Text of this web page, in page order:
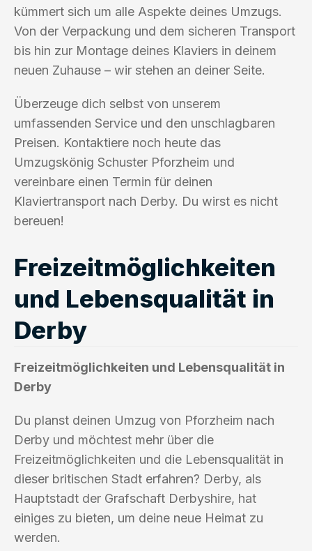
kümmert sich um alle Aspekte deines Umzugs.
Von der Verpackung und dem sicheren Transport
bis hin zur Montage deines Klaviers in deinem
neuen Zuhause – wir stehen an deiner Seite.
Überzeuge dich selbst von unserem
umfassenden Service und den unschlagbaren
Preisen. Kontaktiere noch heute das
Umzugskönig Schuster Pforzheim und
vereinbare einen Termin für deinen
Klaviertransport nach Derby. Du wirst es nicht
bereuen!
Freizeitmöglichkeiten
und Lebensqualität in
Derby
Freizeitmöglichkeiten und Lebensqualität in
Derby
Du planst deinen Umzug von Pforzheim nach
Derby und möchtest mehr über die
Freizeitmöglichkeiten und die Lebensqualität in
dieser britischen Stadt erfahren? Derby, als
Hauptstadt der Grafschaft Derbyshire, hat
einiges zu bieten, um deine neue Heimat zu
werden.